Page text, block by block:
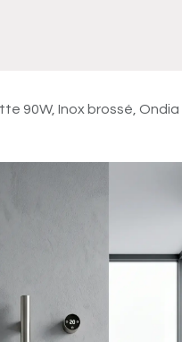
90W, Inox brossé, Ondia